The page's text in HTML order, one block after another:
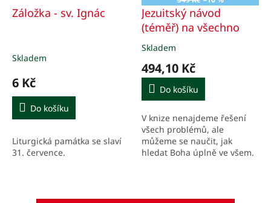
Záložka - sv. Ignác
Skladem
6 Kč
Do košíku
Liturgická památka se slaví
31. července.
Jezuitský návod
(téměř) na všechno
Průměrné
produktu
1,0
5
hvězdiček.
Skladem
494,10 Kč
Do košíku
V knize nenajdeme řešení
všech problémů, ale
můžeme se naučit, jak
hledat Boha úplně ve všem.